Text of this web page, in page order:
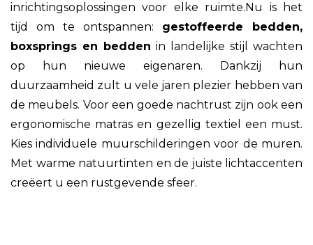
inrichtingsoplossingen voor elke ruimte.Nu is het
tijd om te ontspannen: gestoffeerde bedden,
boxsprings en bedden in landelijke stijl wachten
op hun nieuwe eigenaren. Dankzij hun
duurzaamheid zult u vele jaren plezier hebben van
de meubels. Voor een goede nachtrust zijn ook een
ergonomische matras en gezellig textiel een must.
Kies individuele muurschilderingen voor de muren.
Met warme natuurtinten en de juiste lichtaccenten
creëert u een rustgevende sfeer.